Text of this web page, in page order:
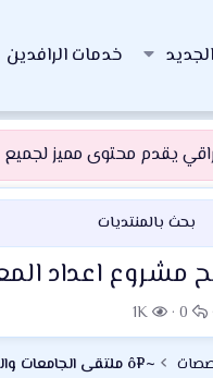
خدمات الرافدين
يقدم محتوى مميز لجميع
بحث بالمنتديات
مشروع اعداد
ا
ل
ر
0
ا
ل
م
1K